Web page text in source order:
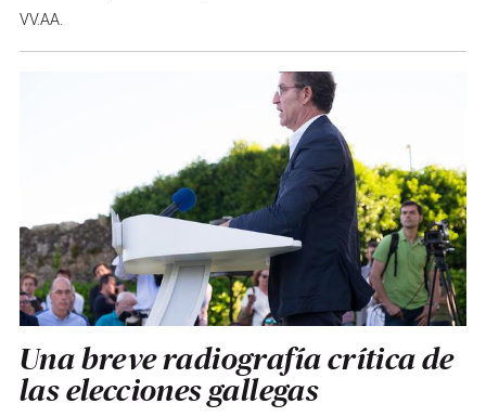
VV.AA.
Una breve radiografía crítica de
las elecciones gallegas